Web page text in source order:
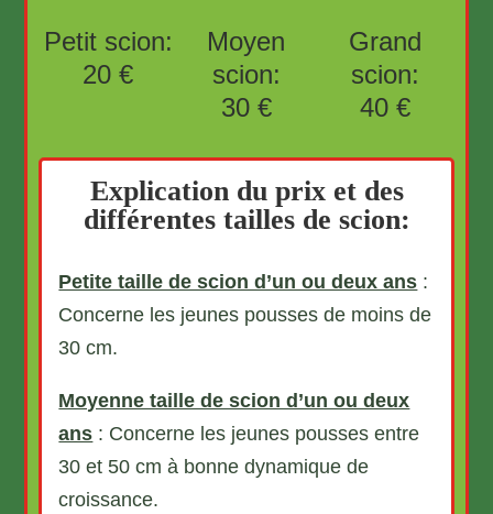
Petit scion:
20 €
Moyen
scion:
30 €
Grand
scion:
40 €
Explication du prix et des
différentes tailles de scion:
Petite taille de scion d’un ou deux ans :
Concerne les jeunes pousses de moins de
30 cm.
Moyenne taille de scion d’un ou deux
ans : Concerne les jeunes pousses entre
30 et 50 cm à bonne dynamique de
croissance.